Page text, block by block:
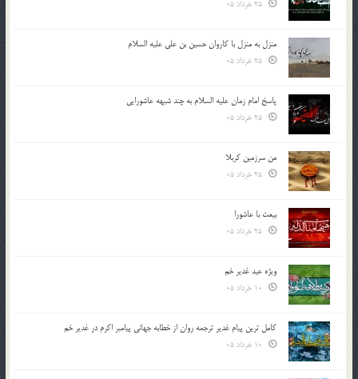
منزل به منزل با کاروان حسین بن علی علیه السلام
پاسخ امام زمان علیه السلام به چند شبهه عاشورایی
من سرزمین کربلا
بیعت با عاشورا
ویژه عید غدیر خم
کامل ترین پیام غدیر ترجمه روان از خطابه جهانی پیامبر اکرم در غدیر خم